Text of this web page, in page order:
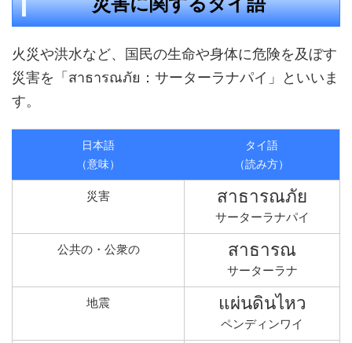
火災や洪水など、国民の生命や身体に危険を及ぼす
災害を「สาธารณภัย：サーターラナパイ」といいま
す。
日本語
（意味）
タイ語
（読み方）
災害 สาธารณภัย
サーターラナパイ
公共の・公衆の สาธารณ
サーターラナ
地震 แผ่นดินไหว
ペンディンワイ